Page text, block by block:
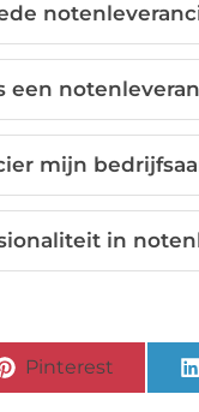
een
mijn
in
Pinterest